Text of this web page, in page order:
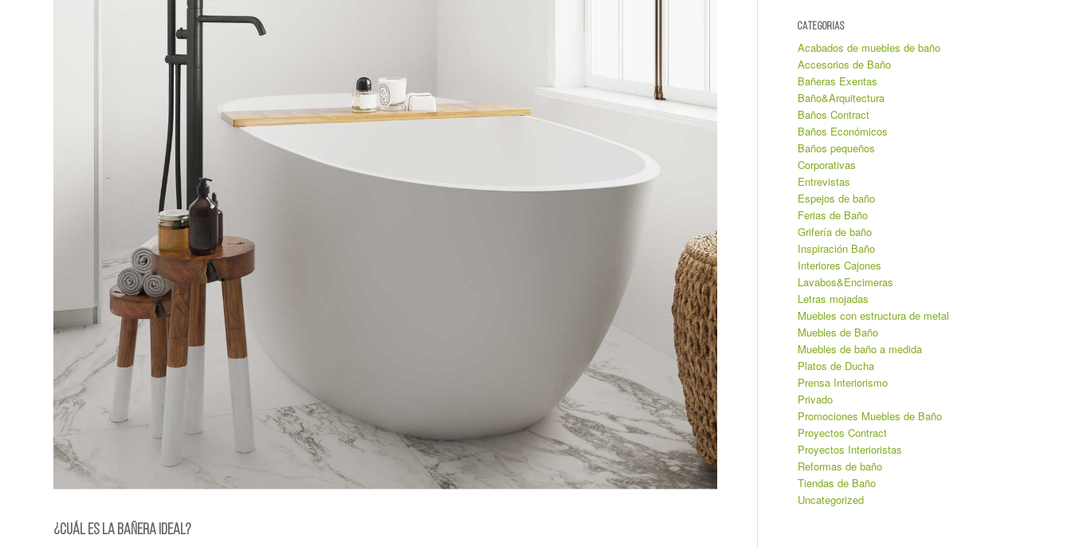
¿CUÁL ES LA BAÑERA IDEAL?
CATEGORIAS
Acabados de muebles de baño
Accesorios de Baño
Bañeras Exentas
Baño&Arquitectura
Baños Contract
Baños Económicos
Baños pequeños
Corporativas
Entrevistas
Espejos de baño
Ferias de Baño
Grifería de baño
Inspiración Baño
Interiores Cajones
Lavabos&Encimeras
Letras mojadas
Muebles con estructura de metal
Muebles de Baño
Muebles de baño a medida
Platos de Ducha
Prensa Interiorismo
Privado
Promociones Muebles de Baño
Proyectos Contract
Proyectos Interioristas
Reformas de baño
Tiendas de Baño
Uncategorized